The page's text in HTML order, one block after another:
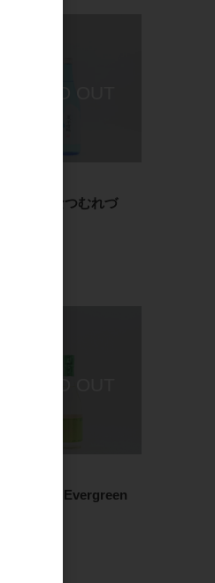
夏牟禮鶴(なつむれづ
ちえびじん Evergreen